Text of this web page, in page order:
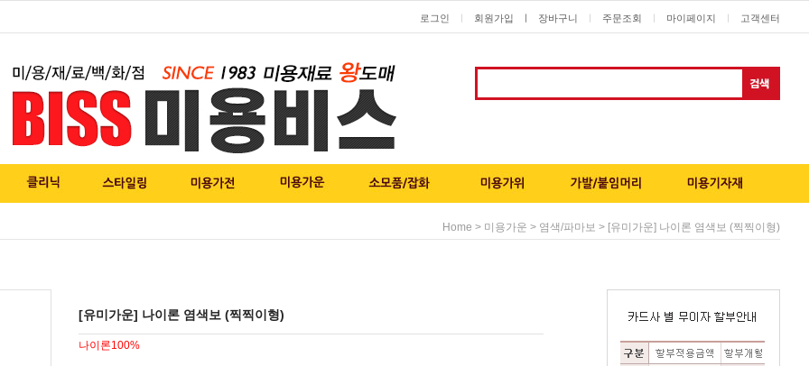
로그인 회원가입 ㅣ 장바구니 주문조회 마이페이지 고객센터
Home > 미용가운 > 염색/파마보 > [유미가운] 나이론 염색보 (찍찍이형)
[유미가운] 나이론 염색보 (찍찍이형)
나이론100%